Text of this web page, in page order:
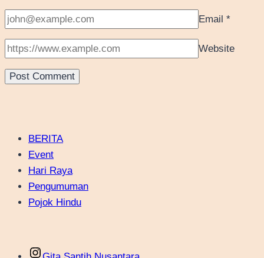
Email *
Website
BERITA
Event
Hari Raya
Pengumuman
Pojok Hindu